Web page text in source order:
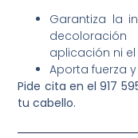
Garantiza la
aplicación ni
Aporta fuerza
Pide cita en el 917
tu cabello.